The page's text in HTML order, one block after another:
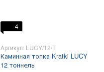
4
Артикул: LUCY/12/T
Каминная топка Kratki LUCY
12 тоннель